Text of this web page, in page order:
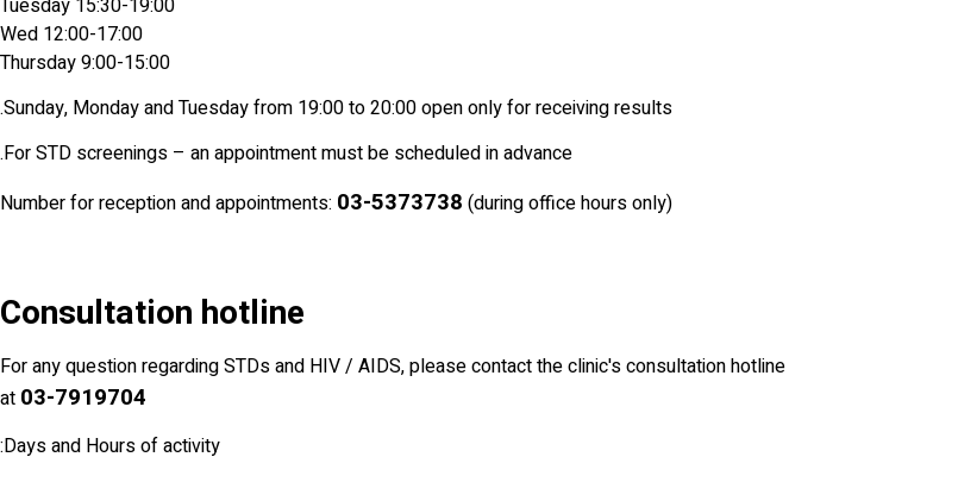
Wed 12:00-17:00
Thursday 9:00-15:00
Sunday, Monday and Tuesday from 19:00 to 20:00 open only for receiving results.
For STD screenings – an appointment must be scheduled in advance.
Number for reception and appointments: 03-5373738 (during office hours only)
Consultation hotline
For any question regarding STDs and HIV / AIDS, please contact the clinic's consultation hotline
at 03-7919704
Days and Hours of activity: